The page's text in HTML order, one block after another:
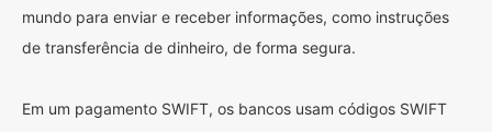
mundo para enviar e receber informações, como instruções
de transferência de dinheiro, de forma segura.
Em um pagamento SWIFT, os bancos usam códigos SWIFT